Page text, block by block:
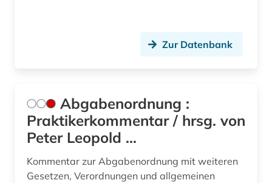
bauordnungsrecht (5)
bauplanungsrecht (1)
baurecht (15)
bayern (11)
Zur Datenbank
Abgabenordnung :
Praktikerkommentar / hrsg. von
Peter Leopold ...
Kommentar zur Abgabenordnung mit weiteren
Gesetzen, Verordnungen und allgemeinen